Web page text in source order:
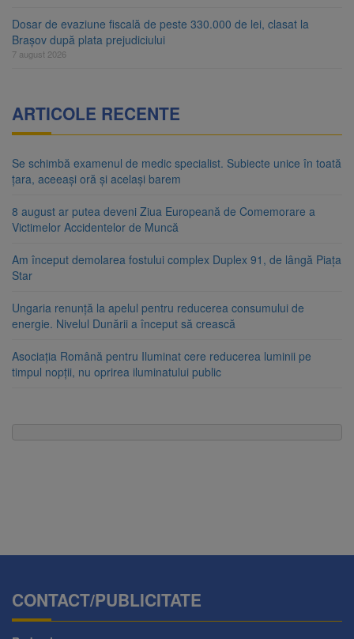
Dosar de evaziune fiscală de peste 330.000 de lei, clasat la
Brașov după plata prejudiciului
7 august 2026
ARTICOLE RECENTE
Se schimbă examenul de medic specialist. Subiecte unice în toată
țara, aceeași oră și același barem
8 august ar putea deveni Ziua Europeană de Comemorare a
Victimelor Accidentelor de Muncă
Am început demolarea fostului complex Duplex 91, de lângă Piața
Star
Ungaria renunță la apelul pentru reducerea consumului de
energie. Nivelul Dunării a început să crească
Asociația Română pentru Iluminat cere reducerea luminii pe
timpul nopții, nu oprirea iluminatului public
CONTACT/PUBLICITATE